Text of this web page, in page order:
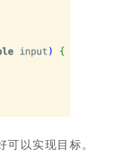
以实现目标。